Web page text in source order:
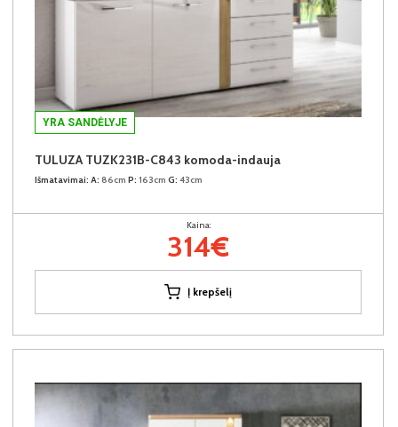
YRA SANDĖLYJE
TULUZA TUZK231B-C843 komoda-indauja
Išmatavimai: A: 86cm P: 163cm G: 43cm
Kaina:
314€
Į krepšelį